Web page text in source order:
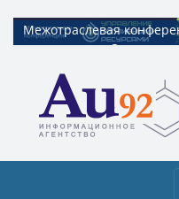
Межотраслевая
ресурсами».
Межотраслевая
ресурсами».